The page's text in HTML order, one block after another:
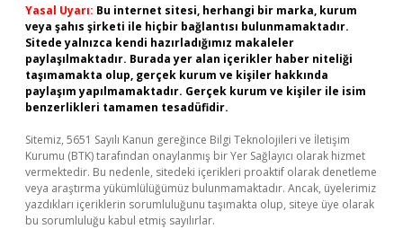
Yasal Uyarı: Bu internet sitesi, herhangi bir marka, kurum
veya şahıs şirketi ile hiçbir bağlantısı bulunmamaktadır.
Sitede yalnızca kendi hazırladığımız makaleler
paylaşılmaktadır. Burada yer alan içerikler haber niteliği
taşımamakta olup, gerçek kurum ve kişiler hakkında
paylaşım yapılmamaktadır. Gerçek kurum ve kişiler ile isim
benzerlikleri tamamen tesadüfidir.
Sitemiz, 5651 Sayılı Kanun gereğince Bilgi Teknolojileri ve İletişim
Kurumu (BTK) tarafından onaylanmış bir Yer Sağlayıcı olarak hizmet
vermektedir. Bu nedenle, sitedeki içerikleri proaktif olarak denetleme
veya araştırma yükümlülüğümüz bulunmamaktadır. Ancak, üyelerimiz
yazdıkları içeriklerin sorumluluğunu taşımakta olup, siteye üye olarak
bu sorumluluğu kabul etmiş sayılırlar.